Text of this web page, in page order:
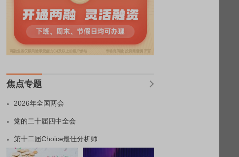
焦点专题
2026年全国两会
党的二十届四中全会
第十二届Choice最佳分析师